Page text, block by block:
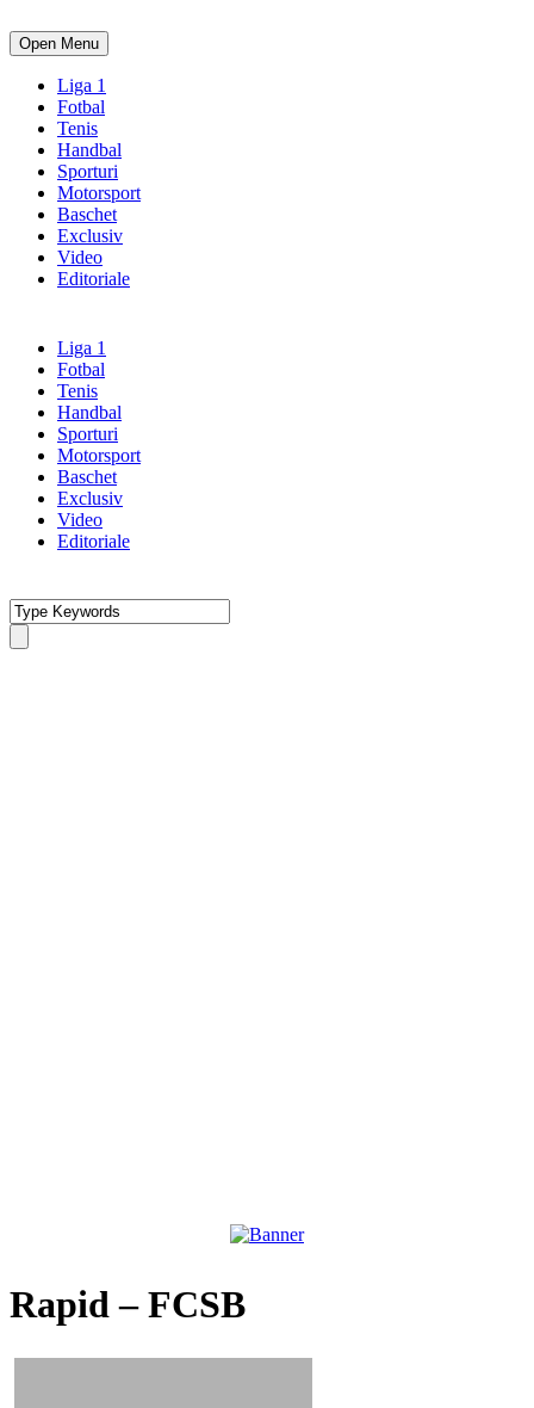
Open Menu
Liga 1
Fotbal
Tenis
Handbal
Sporturi
Motorsport
Baschet
Exclusiv
Video
Editoriale
Liga 1
Fotbal
Tenis
Handbal
Sporturi
Motorsport
Baschet
Exclusiv
Video
Editoriale
Rapid – FCSB